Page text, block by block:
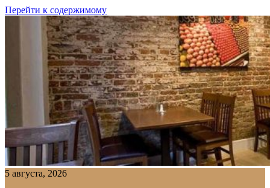
Перейти к содержимому
5 августа, 2026